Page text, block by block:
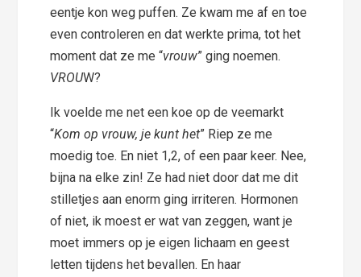
eentje kon weg puffen. Ze kwam me af en toe
even controleren en dat werkte prima, tot het
moment dat ze me “vrouw” ging noemen.
VROUW?
Ik voelde me net een koe op de veemarkt
“Kom op vrouw, je kunt het” Riep ze me
moedig toe. En niet 1,2, of een paar keer. Nee,
bijna na elke zin! Ze had niet door dat me dit
stilletjes aan enorm ging irriteren. Hormonen
of niet, ik moest er wat van zeggen, want je
moet immers op je eigen lichaam en geest
letten tijdens het bevallen. En haar